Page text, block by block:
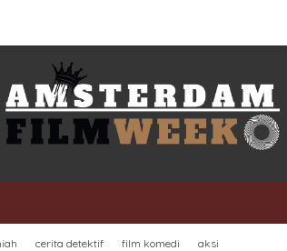
cerita detektif film komedi aksi